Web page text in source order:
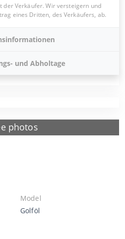
photos
der Verkäufer. Wir versteigern und
eines Dritten, des Verkäufers, ab.
und Abholtage
Model
Golföl